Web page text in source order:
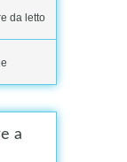
da letto
a